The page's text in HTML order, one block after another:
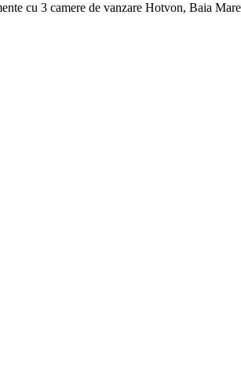
cu 3 camere de vanzare Hotvon, Baia